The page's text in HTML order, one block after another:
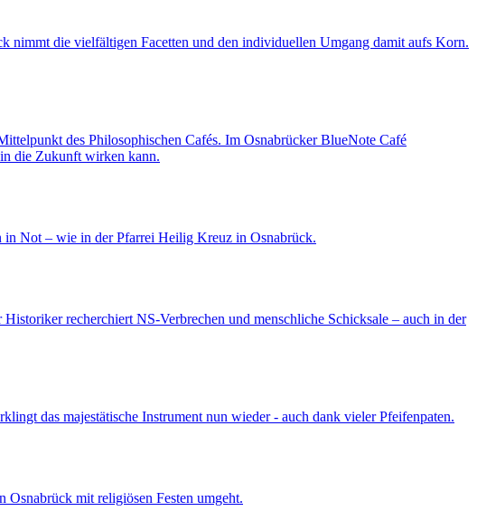
nimmt die vielfältigen Facetten und den individuellen Umgang damit aufs Korn.
des Philosophischen Cafés. Im Osnabrücker BlueNote Café
die Zukunft wirken kann.
in Not – wie in der Pfarrei Heilig Kreuz in Osnabrück.
recherchiert NS-Verbrechen und menschliche Schicksale – auch in der
das majestätische Instrument nun wieder - auch dank vieler Pfeifenpaten.
Osnabrück mit religiösen Festen umgeht.